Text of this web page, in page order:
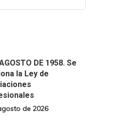
DE 1958. Se
la Ley de
de 2026